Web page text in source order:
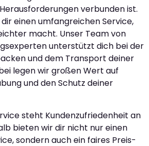
verbunden ist.
einen umfangreichen Service,
macht. Unser Team von
unterstützt dich bei der
und dem Transport deiner
legen wir großen Wert auf
und den Schutz deiner
steht Kundenzufriedenheit an
bieten wir dir nicht nur einen
sondern auch ein faires Preis-